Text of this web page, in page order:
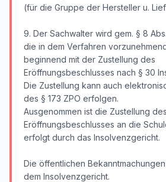
(für die Gruppe der Hersteller u.
9. Der Sachwalter wird gem. § 8
die in dem Verfahren
beginnend mit der Zustellung des
Eröffnungsbeschlusses nach § 30
Die Zustellung kann auch
des § 173 ZPO erfolgen.
Ausgenommen ist die Zustellung des
Eröffnungsbeschlusses an die
erfolgt durch das Insolvenzgericht.
Die öffentlichen
dem Insolvenzgericht.